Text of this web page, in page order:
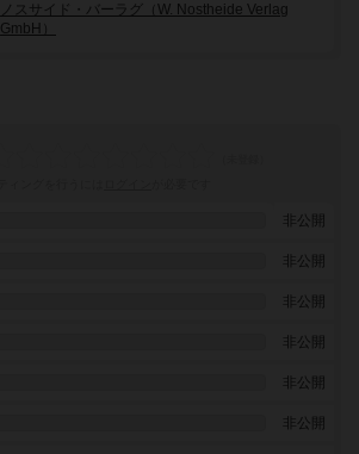
ノスサイド・バーラグ（W. Nostheide Verlag
GmbH）
非公開
非公開
非公開
非公開
非公開
非公開